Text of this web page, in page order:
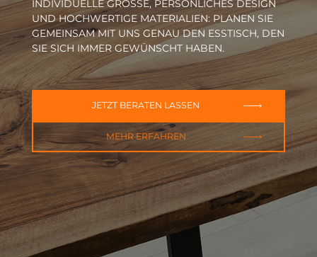
INDIVIDUELLE GRÖSSE, PERSÖNLICHES DESIGN U
ND HOCHWERTIGE MATERIALIEN: PLANEN SIE G
EMEINSAM MIT UNS GENAU DEN ESSTISCH, DEN S
IE SICH IMMER GEWÜNSCHT HABEN.
JETZT BERATEN LASSEN
MEHR ERFAHREN